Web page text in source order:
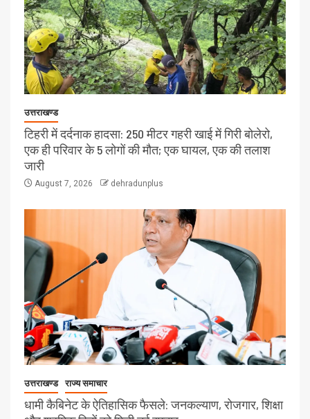
उत्तराखण्ड
टिहरी में दर्दनाक हादसा: 250 मीटर गहरी खाई में गिरी बोलेरो,
एक ही परिवार के 5 लोगों की मौत; एक घायल, एक की तलाश
जारी
August 7, 2026 dehradunplus
उत्तराखण्ड राज्य समाचार
धामी कैबिनेट के ऐतिहासिक फैसले: जनकल्याण, रोजगार, शिक्षा